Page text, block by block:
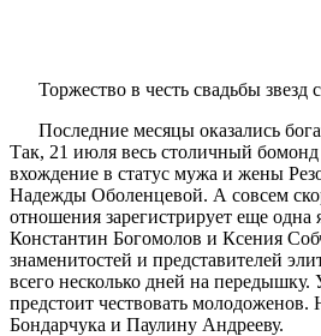
Торжество в честь свадьбы звезд
Последние месяцы оказались
Так, 21 июля весь столичный
вхождение в статус мужа и жены
Надежды Оболенцевой. А совсем
отношения зарегистрирует еще
Константин Богомолов и Ксения
знаменитостей и представителей
всего несколько дней на
предстоит чествовать
Бондарчука и Паулину Андрееву.